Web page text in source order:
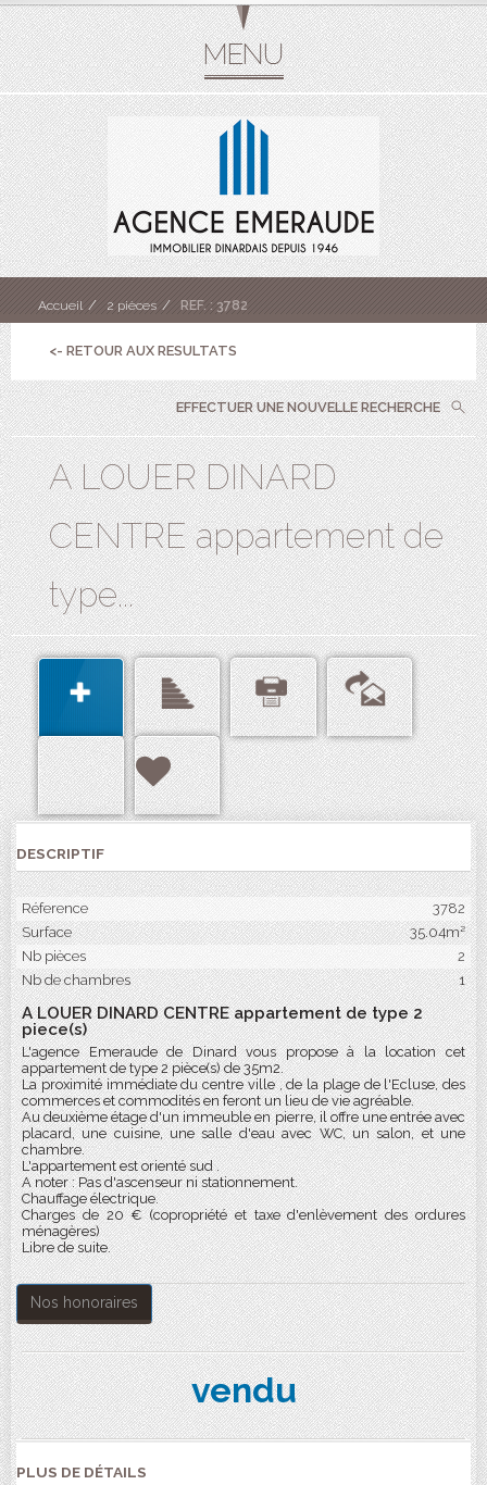
Accueil 2 pièces REF. : 3782
<- RETOUR AUX RESULTATS
EFFECTUER UNE NOUVELLE RECHERCHE
A LOUER DINARD
CENTRE appartement de
type...
DESCRIPTIF
Réference
3782
Surface
35.04m²
Nb pièces
2
Nb de chambres
1
A LOUER DINARD CENTRE appartement de type 2
piece(s)
L'agence Emeraude de Dinard vous propose à la location cet
appartement de type 2 pièce(s) de 35m2.
La proximité immédiate du centre ville , de la plage de l'Ecluse, des
commerces et commodités en feront un lieu de vie agréable.
Au deuxième étage d'un immeuble en pierre, il offre une entrée avec
placard, une cuisine, une salle d'eau avec WC, un salon, et une
chambre.
L'appartement est orienté sud .
A noter : Pas d'ascenseur ni stationnement.
Chauffage électrique.
Charges de 20 € (copropriété et taxe d'enlèvement des ordures
ménagères)
Libre de suite.
Nos honoraires
vendu
PLUS DE DÉTAILS